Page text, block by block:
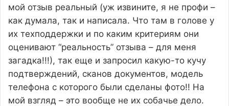
мой отзыв реальный (уж извините, я не профи –
как думала, так и написала. Что там в голове у
их техподдержки и по каким критериям они
оценивают “реальность” отзыва – для меня
загадка!!!), так еще и запросил какую-то кучу
подтверждений, сканов документов, модель
телефона с которого были сделаны фото!! На
мой взгляд – это вообще не их собачье дело.